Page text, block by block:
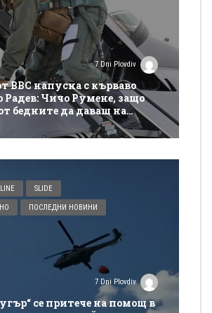
7 Dni Plovdiv
ВВС напусна с кърваво
Радев: Чичо Румене, защо
бедните да даваш на
SLIDE
ПОСЛЕДНИ НОВИНИ
7 Dni Plovdiv
се притече на помощ в